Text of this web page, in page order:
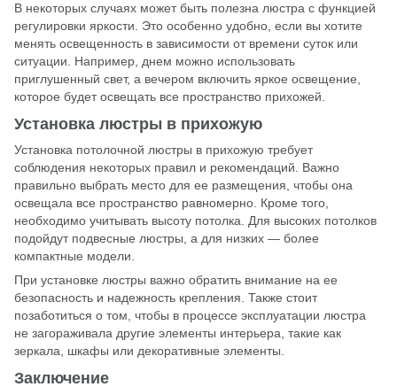
В некоторых случаях может быть полезна люстра с функцией
регулировки яркости. Это особенно удобно, если вы хотите
менять освещенность в зависимости от времени суток или
ситуации. Например, днем можно использовать
приглушенный свет, а вечером включить яркое освещение,
которое будет освещать все пространство прихожей.
Установка люстры в прихожую
Установка потолочной люстры в прихожую требует
соблюдения некоторых правил и рекомендаций. Важно
правильно выбрать место для ее размещения, чтобы она
освещала все пространство равномерно. Кроме того,
необходимо учитывать высоту потолка. Для высоких потолков
подойдут подвесные люстры, а для низких — более
компактные модели.
При установке люстры важно обратить внимание на ее
безопасность и надежность крепления. Также стоит
позаботиться о том, чтобы в процессе эксплуатации люстра
не загораживала другие элементы интерьера, такие как
зеркала, шкафы или декоративные элементы.
Заключение